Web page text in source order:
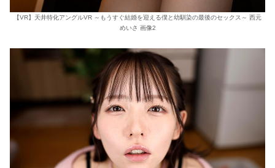
【VR】天井特化アングルVR ～もうすぐ結婚を迎える僕と幼馴染の最後のセックス～ 西元
めいさ 画像2